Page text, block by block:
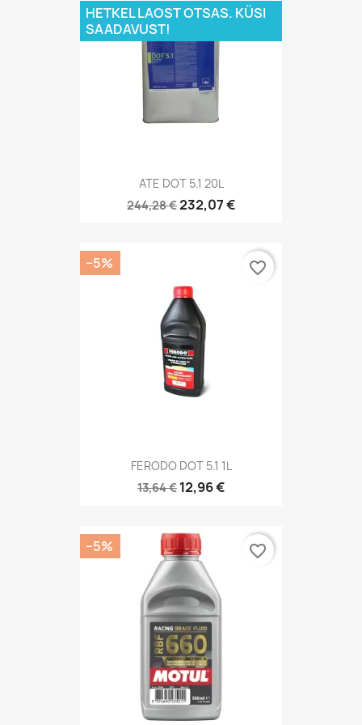
ATE DOT 5.1 20L
244,28 €232,07 €
HETKEL LAOST OTSAS. KÜSI
SAADAVUST!
FERODO DOT 5.1 1L
13,64 € 12,96 €
−5% favorite_border
−5% favorite_border